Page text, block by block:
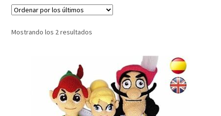
Vuestros Amigurumis
Sobre mi
Mostrando los 2 resultadosOrdenado